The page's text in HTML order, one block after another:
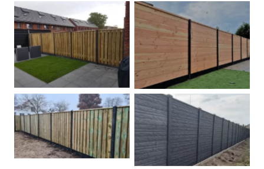
Betonpalen schutting Douglas
Hout beton schuttingen Rots motief antraciet